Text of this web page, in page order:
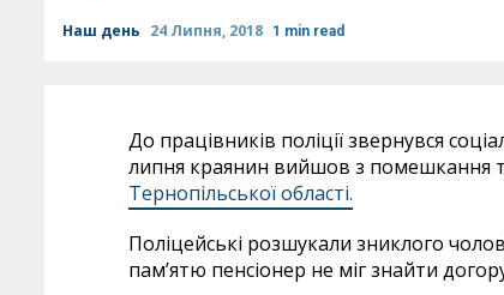
Наш день 24 Липня, 2018 1 min read
До працівників поліції звернувся
липня краянин вийшов з помешкання
Тернопільської області.
Поліцейські розшукали зниклого
пам’ятю пенсіонер не міг знайти